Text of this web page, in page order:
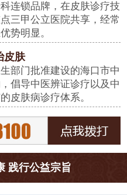
连锁品牌，在皮肤诊疗技
三甲公立医院共享，经常
势明显。
皮肤
部门批准建设的海口市中
倡导中医辨证诊疗以及中
皮肤病诊疗体系。
践行公益宗旨